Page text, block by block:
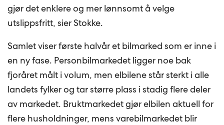
gjør det enklere og mer lønnsomt å velge
utslippsfritt, sier Stokke.
Samlet viser første halvår et bilmarked som er inne i
en ny fase. Personbilmarkedet ligger noe bak
fjoråret målt i volum, men elbilene står sterkt i alle
landets fylker og tar større plass i stadig flere deler
av markedet. Bruktmarkedet gjør elbilen aktuell for
flere husholdninger, mens varebilmarkedet blir